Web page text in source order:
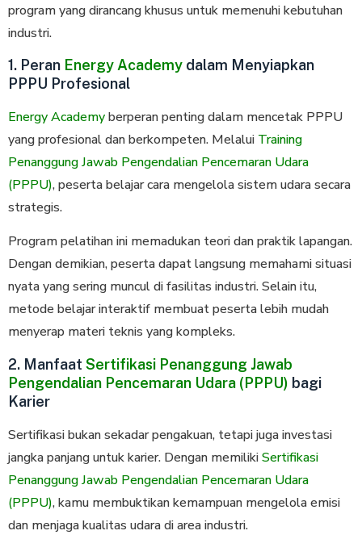
program yang dirancang khusus untuk memenuhi kebutuhan
industri.
1. Peran Energy Academy dalam Menyiapkan
PPPU Profesional
Energy Academyberperan penting dalam mencetak PPPU
yang profesional dan berkompeten. Melalui Training
Penanggung Jawab Pengendalian Pencemaran Udara
(PPPU), peserta belajar cara mengelola sistem udara secara
strategis.
Program pelatihan ini memadukan teori dan praktik lapangan.
Dengan demikian, peserta dapat langsung memahami situasi
nyata yang sering muncul di fasilitas industri. Selain itu,
metode belajar interaktif membuat peserta lebih mudah
menyerap materi teknis yang kompleks.
2. Manfaat Sertifikasi Penanggung Jawab
Pengendalian Pencemaran Udara (PPPU) bagi
Karier
Sertifikasi bukan sekadar pengakuan, tetapi juga investasi
jangka panjang untuk karier. Dengan memilikiSertifikasi
Penanggung Jawab Pengendalian Pencemaran Udara
(PPPU), kamu membuktikan kemampuan mengelola emisi
dan menjaga kualitas udara di area industri.